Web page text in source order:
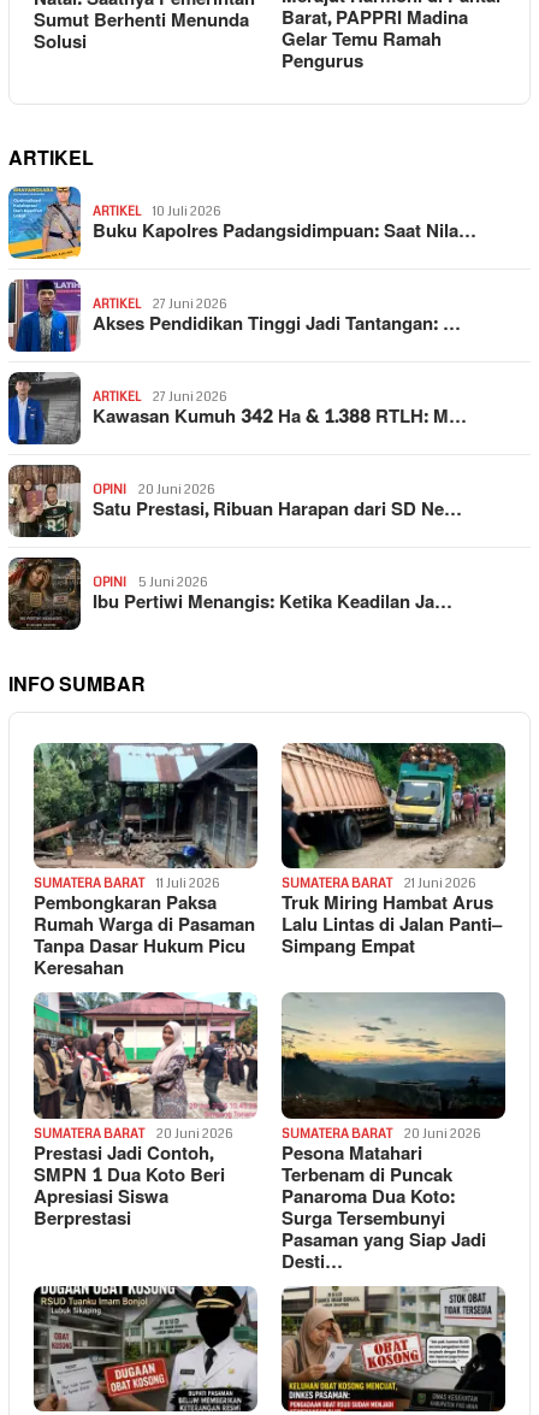
Sumut Berhenti Menunda
Solusi
Barat, PAPPRI Madina
Gelar Temu Ramah
Pengurus
ARTIKEL
ARTIKEL 10 Juli 2026
Buku Kapolres Padangsidimpuan: Saat Nila…
ARTIKEL 27 Juni 2026
Akses Pendidikan Tinggi Jadi Tantangan: …
ARTIKEL 27 Juni 2026
Kawasan Kumuh 342 Ha & 1.388 RTLH: M…
OPINI 20 Juni 2026
Satu Prestasi, Ribuan Harapan dari SD Ne…
OPINI 5 Juni 2026
Ibu Pertiwi Menangis: Ketika Keadilan Ja…
INFO SUMBAR
SUMATERA BARAT 11 Juli 2026
Pembongkaran Paksa
Rumah Warga di Pasaman
Tanpa Dasar Hukum Picu
Keresahan
SUMATERA BARAT 21 Juni 2026
Truk Miring Hambat Arus
Lalu Lintas di Jalan Panti–
Simpang Empat
SUMATERA BARAT 20 Juni 2026
Prestasi Jadi Contoh,
SMPN 1 Dua Koto Beri
Apresiasi Siswa
Berprestasi
SUMATERA BARAT 20 Juni 2026
Pesona Matahari
Terbenam di Puncak
Panaroma Dua Koto:
Surga Tersembunyi
Pasaman yang Siap Jadi
Desti…